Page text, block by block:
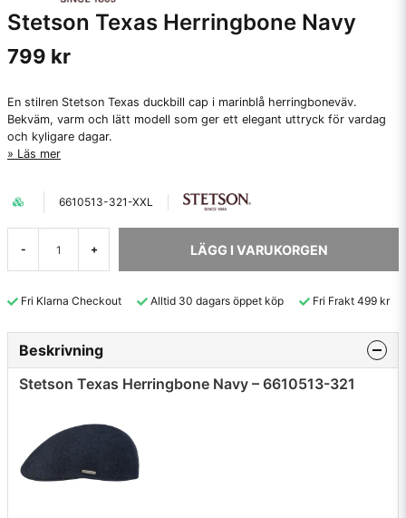
Stetson Texas Herringbone Navy
799 kr
En stilren Stetson Texas duckbill cap i marinblå herringboneväv.
Bekväm, varm och lätt modell som ger ett elegant uttryck för vardag
och kyligare dagar.
Läs mer
6610513-321-XXL
- + LÄGG I VARUKORGEN
Fri Klarna Checkout Alltid 30 dagars öppet köp Fri Frakt 499 kr
Beskrivning
Stetson Texas Herringbone Navy – 6610513-321